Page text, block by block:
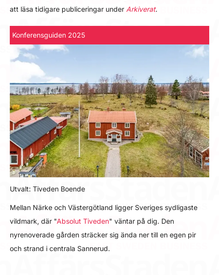
att läsa tidigare publiceringar under Arkiverat.
Konferensguiden 2025
Utvalt: Tiveden Boende
Mellan Närke och Västergötland ligger Sveriges sydligaste
vildmark, där "Absolut Tiveden" väntar på dig. Den
nyrenoverade gården sträcker sig ända ner till en egen pir
och strand i centrala Sannerud.